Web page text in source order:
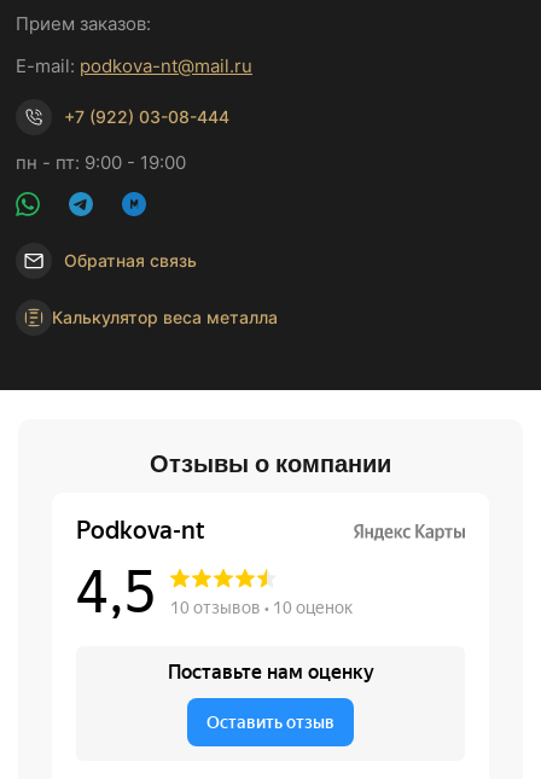
Прием заказов:
E-mail: podkova-nt@mail.ru
+7 (922) 03-08-444
пн - пт: 9:00 - 19:00
Обратная связь
Калькулятор веса металла
Отзывы о компании